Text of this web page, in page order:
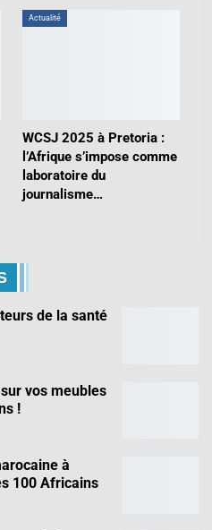
Actualité
WCSJ 2025 à Pretoria :
l’Afrique s’impose comme
laboratoire du
journalisme…
de la santé
vos meubles
!
à
100 Africains